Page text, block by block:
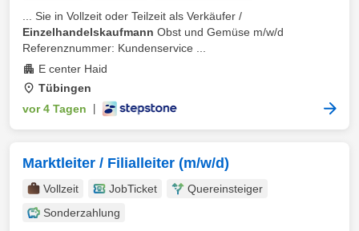
... Sie in Vollzeit oder Teilzeit als Verkäufer /
Einzelhandelskaufmann Obst und Gemüse m/w/d
Referenznummer: Kundenservice ...
E center Haid
Tübingen
vor 4 Tagen
Marktleiter / Filialleiter (m/w/d)
Vollzeit JobTicket
Quereinsteiger
Sonderzahlung